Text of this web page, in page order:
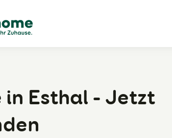
Esthal - Jetzt